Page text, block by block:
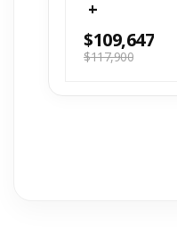
$117,900
$109,647